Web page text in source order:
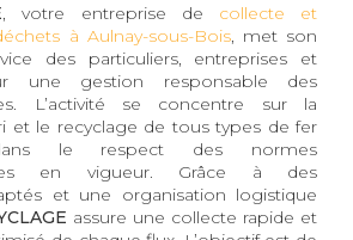
, votre entreprise de collecte et
à Aulnay-sous-Bois, met son
des particuliers, entreprises et
une gestion responsable des
L’activité se concentre sur la
et le recyclage de tous types de fer
le respect des normes
en vigueur. Grâce à des
et une organisation logistique
assure une collecte rapide et